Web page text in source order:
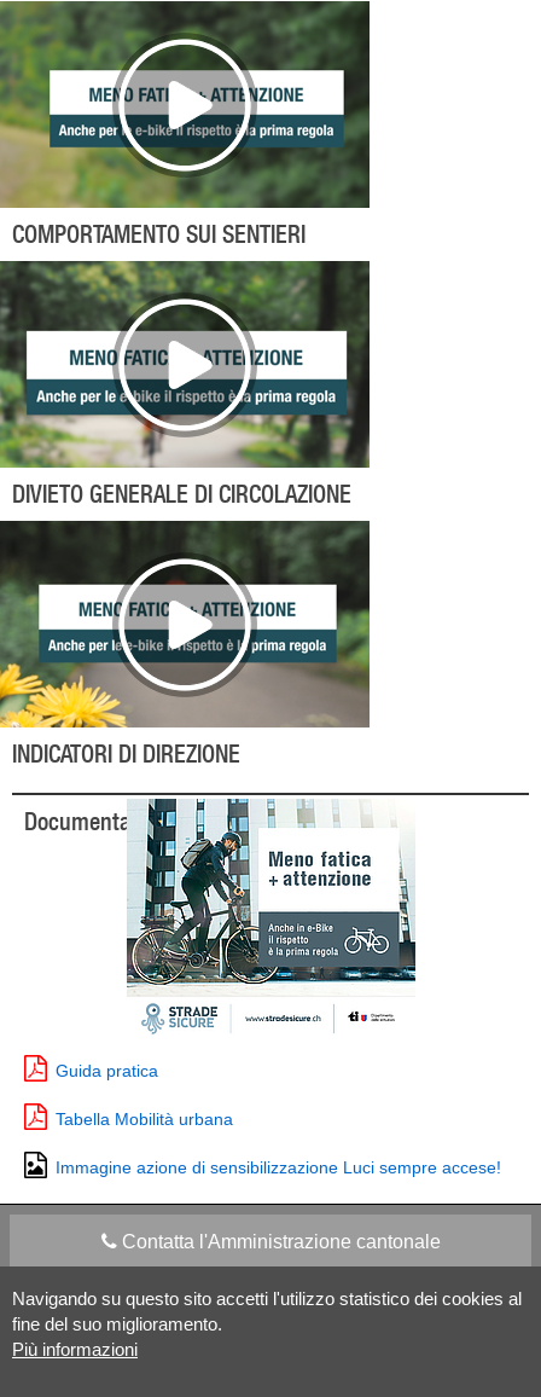
Navigando su questo sito accetti l'utilizzo statistico dei cookies al
fine del suo miglioramento.
Più informazioni
COMPORTAMENTO SUI SENTIERI
DIVIETO GENERALE DI CIRCOLAZIONE
INDICATORI DI DIREZIONE
Documentazione
Guida pratica
Tabella Mobilità urbana
Immagine azione di sensibilizzazione Luci sempre accese!
Contatta l'Amministrazione cantonale
Apps Mobile Social media